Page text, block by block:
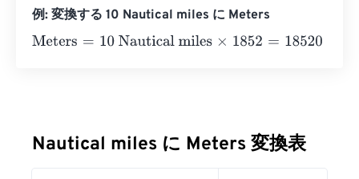
例: 変換する 10 Nautical miles に Meters
Meters= 10 Nautical miles ×1852 =18520 Meters
Nautical miles に Meters 変換表